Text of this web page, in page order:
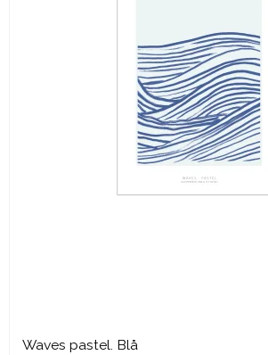
Waves pastel. Blå